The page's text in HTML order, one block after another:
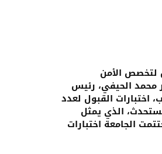
لتخصص الأمن
محمد الحيفي، رئيس
اختبارات القبول لعدد
النوعي المستحدث، الذي يمثل
الجامعة اختبارات